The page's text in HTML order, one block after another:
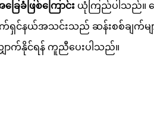
ခံဖြစ်ကြောင်း ယုံကြည်ပါသည်။
က်ရှင်နယ်အသင်းသည် ဆန်းစစ်ချက်မ
ာက်နိုင်ရန် ကူညီပေးပါသည်။